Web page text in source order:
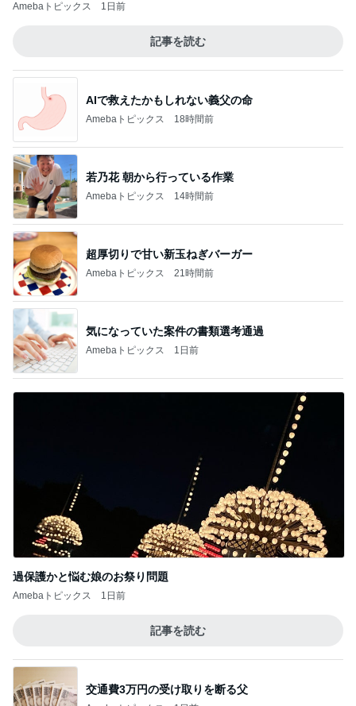
Amebaトピックス 1日前
記事を読む
AIで救えたかもしれない義父の命
Amebaトピックス 18時間前
若乃花 朝から行っている作業
Amebaトピックス 14時間前
超厚切りで甘い新玉ねぎバーガー
Amebaトピックス 21時間前
気になっていた案件の書類選考通過
Amebaトピックス 1日前
過保護かと悩む娘のお祭り問題
Amebaトピックス 1日前
記事を読む
交通費3万円の受け取りを断る父